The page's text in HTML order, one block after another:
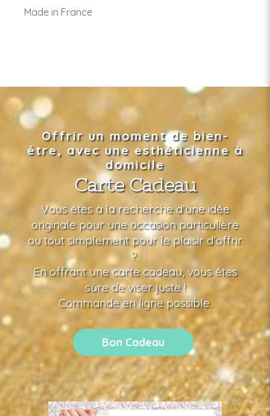
Made in France
Offrir un moment de bien-
être, avec une esthéticienne à
domicile
Carte Cadeau
Vous êtes à la recherche d’une idée
originale pour une occasion particulière
ou tout simplement pour le plaisir d’offrir
?
En offrant une carte cadeau, vous êtes
sûre de viser juste !
Commande en ligne possible.
Bon Cadeau